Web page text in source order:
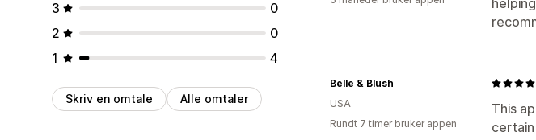
3
0
2
0
1
4
Skriv en omtale Alle omtaler
This
Belle & Blush
USA
Rundt 7 timer bruker appen